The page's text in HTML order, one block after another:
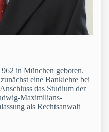
in München geboren.
eine Banklehre bei
das Studium der
Maximilians-
als Rechtsanwalt